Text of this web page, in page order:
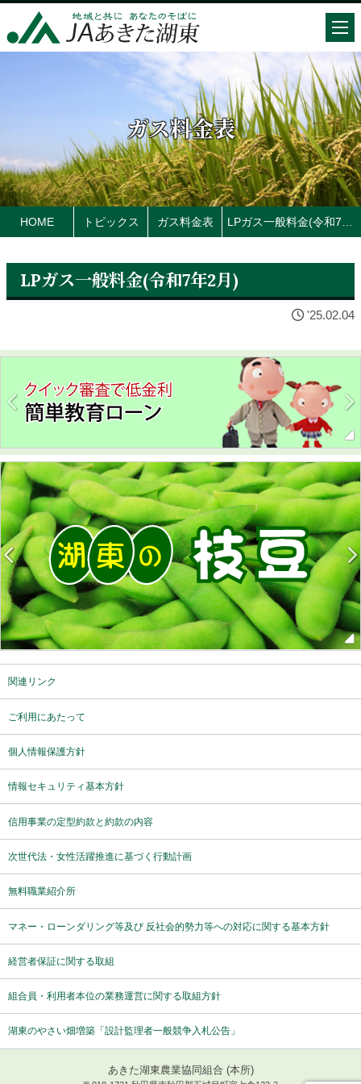
ガス料金表
HOME トピックス ガス料金表
LPガス一般料金(令和7年2月)
'25.02.04
関連リンク
ご利用にあたって
個人情報保護方針
情報セキュリティ基本方針
信用事業の定型約款と約款の内容
次世代法・女性活躍推進に基づく行動計画
無料職業紹介所
マネー・ローンダリング等及び 反社会的勢力等への対応に関する基本方針
経営者保証に関する取組
組合員・利用者本位の業務運営に関する取組方針
湖東のやさい畑増築「設計監理者一般競争入札公告」
あきた湖東農業協同組合 (本所)